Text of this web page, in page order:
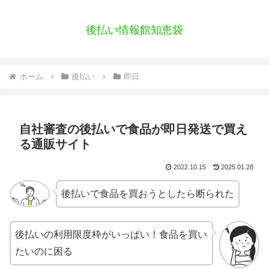
後払い情報館知恵袋
ホーム 後払い 即日
自社審査の後払いで食品が即日発送で買え
る通販サイト
2022.10.15 2025.01.28
後払いで食品を買おうとしたら断られた
後払いの利用限度枠がいっぱい！食品を買い
たいのに困る